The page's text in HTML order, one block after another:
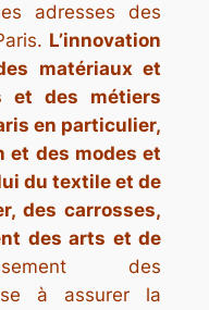
adresses des
L’innovation
matériaux et
et des métiers
en particulier,
et des modes et
du textile et de
des carrosses,
des arts et de
des
à assurer la